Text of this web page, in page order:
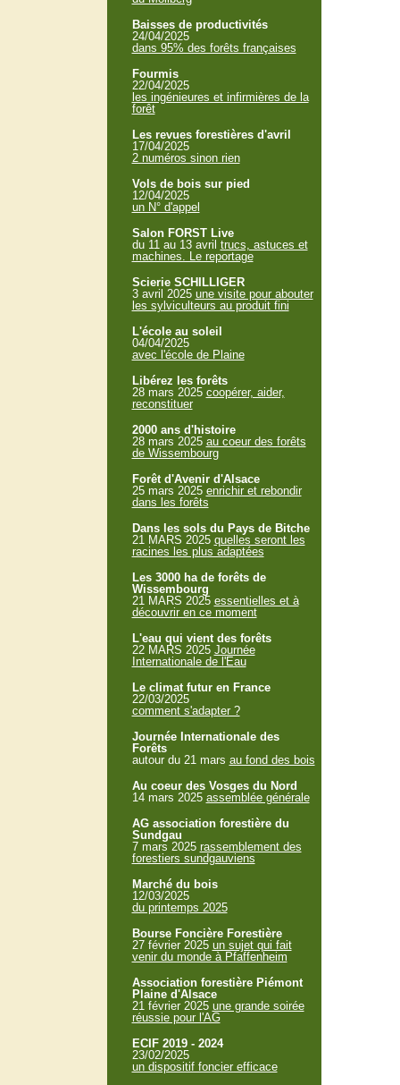
Baisses de productivités
24/04/2025
dans 95% des forêts françaises
Fourmis
22/04/2025
les ingénieures et infirmières de la
forêt
Les revues forestières d'avril
17/04/2025
2 numéros sinon rien
Vols de bois sur pied
12/04/2025
un N° d'appel
Salon FORST Live
du 11 au 13 avril trucs, astuces et
machines. Le reportage
Scierie SCHILLIGER
3 avril 2025 une visite pour abouter
les sylviculteurs au produit fini
L'école au soleil
04/04/2025
avec l'école de Plaine
Libérez les forêts
28 mars 2025 coopérer, aider,
reconstituer
2000 ans d'histoire
28 mars 2025 au coeur des forêts
de Wissembourg
Forêt d'Avenir d'Alsace
25 mars 2025 enrichir et rebondir
dans les forêts
Dans les sols du Pays de Bitche
21 MARS 2025 quelles seront les
racines les plus adaptées
Les 3000 ha de forêts de
Wissembourg
21 MARS 2025 essentielles et à
découvrir en ce moment
L'eau qui vient des forêts
22 MARS 2025 Journée
Internationale de l'Eau
Le climat futur en France
22/03/2025
comment s'adapter ?
Journée Internationale des
Forêts
autour du 21 mars au fond des bois
Au coeur des Vosges du Nord
14 mars 2025 assemblée générale
AG association forestière du
Sundgau
7 mars 2025 rassemblement des
forestiers sundgauviens
Marché du bois
12/03/2025
du printemps 2025
Bourse Foncière Forestière
27 février 2025 un sujet qui fait
venir du monde à Pfaffenheim
Association forestière Piémont
Plaine d'Alsace
21 février 2025 une grande soirée
réussie pour l'AG
ECIF 2019 - 2024
23/02/2025
un dispositif foncier efficace